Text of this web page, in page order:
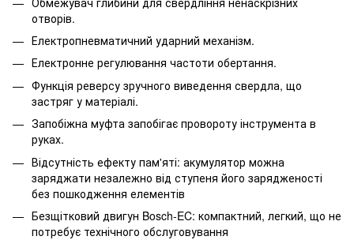
отворів.
Електропневматичний ударний механізм.
Електронне регулювання частоти обертання.
Функція реверсу зручного виведення свердла, що
застряг у матеріалі.
Запобіжна муфта запобігає провороту інструмента в
руках.
Відсутність ефекту пам'яті: акумулятор можна
заряджати незалежно від ступеня його зарядженості
без пошкодження елементів
Безщітковий двигун Bosch-EC: компактний, легкий, що не
потребує технічного обслуговування